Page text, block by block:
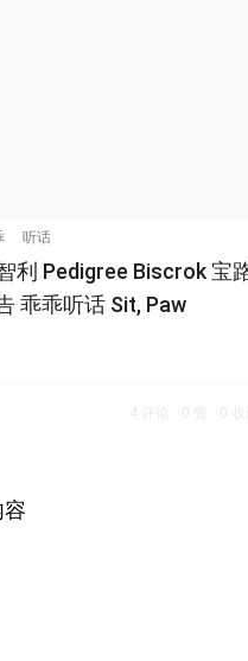
听话
利 Pedigree Biscrok 宝
乖乖听话 Sit, Paw